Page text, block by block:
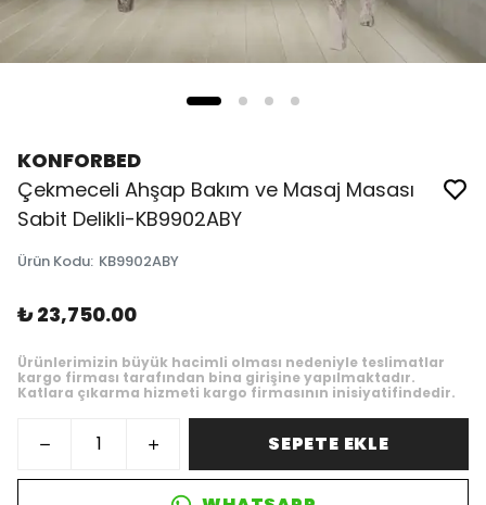
KONFORBED
Çekmeceli Ahşap Bakım ve Masaj Masası
Sabit Delikli-KB9902ABY
Ürün Kodu: KB9902ABY
₺ 23,750.00
Ürünlerimizin büyük hacimli olması nedeniyle teslimatlar
kargo firması tarafından bina girişine yapılmaktadır.
Katlara çıkarma hizmeti kargo firmasının inisiyatifindedir.
SEPETE EKLE